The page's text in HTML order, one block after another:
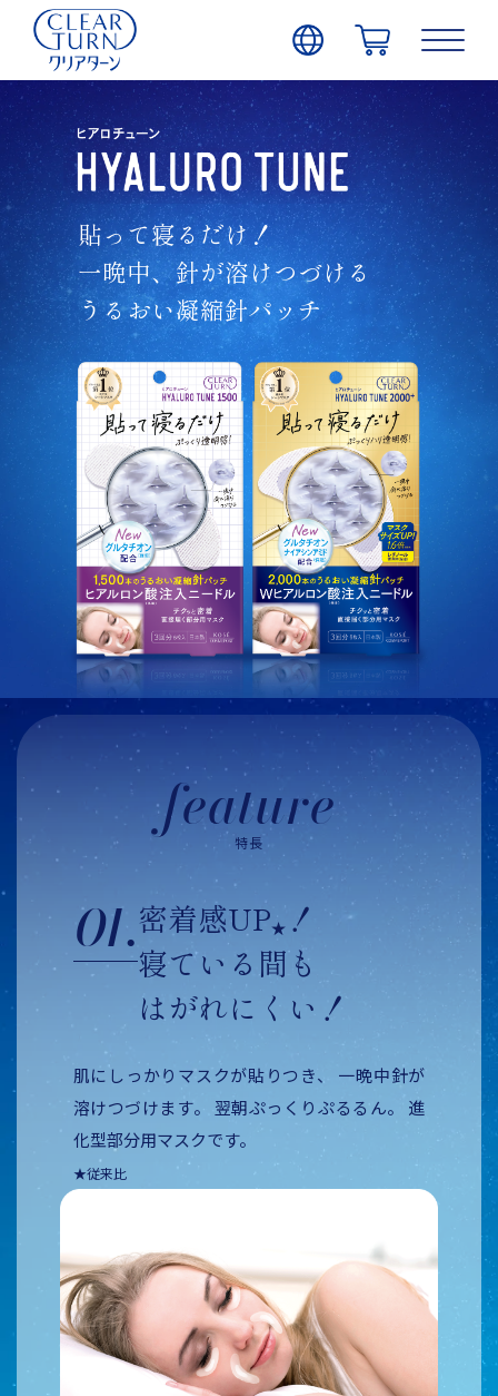
貼って寝るだけ！
一晩中、針が溶けつづける
うるおい凝縮針パッチ
feature
特長
01.密着感UP★！
寝ている間も
はがれにくい！
肌にしっかりマスクが貼りつき、
一晩中針が
溶けつづけます。
翌朝ぷっくりぷるるん。
進
化型部分用マスクです。
★従来比